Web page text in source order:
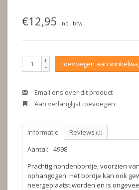
€12,95 Incl. btw
+
- Toevoegen aan
Email ons over dit product
Aan verlanglijst toevoegen
Informatie Reviews (0)
Aantal:
4998
Prachtig hondenbordje, voorzien
ophangogen. Het bordje kan ook
neergeplaatst worden en is